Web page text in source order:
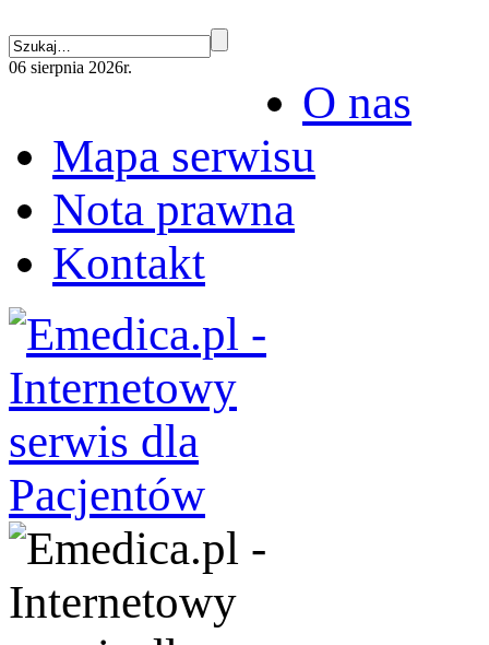
06 sierpnia 2026r.
O nas
Mapa serwisu
Nota prawna
Kontakt